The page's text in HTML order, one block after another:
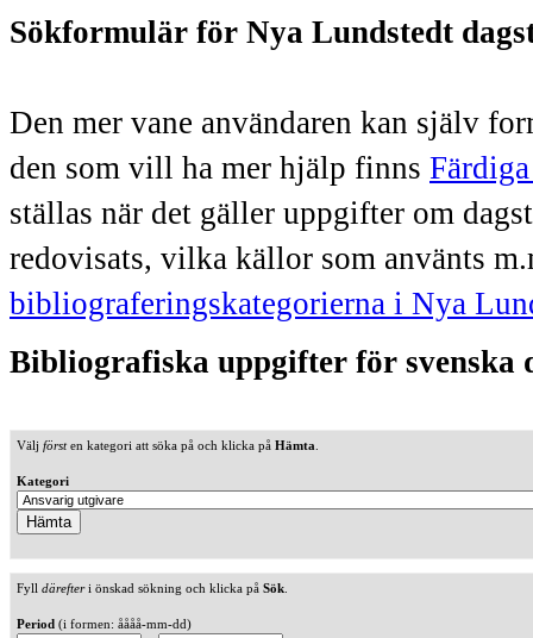
Sökformulär för Nya Lundstedt
Den mer vane användaren kan själv
den som vill ha mer hjälp finns
ställas när det gäller uppgifter om
redovisats, vilka källor som använts
bibliograferingskategorierna i Nya
Bibliografiska uppgifter för svenska
Välj försten kategori att söka på och klicka på Hämta
Kategori
Fyll därefteri önskad sökning och klicka på Sök
Period (i formen: åååå-mm-dd)